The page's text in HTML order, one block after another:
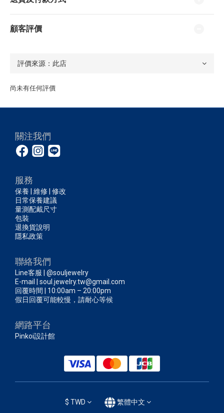
顧客評價
尚未有任何評價
關注我們
服務
保養 | 維修 | 修改
日常保養建議
量測配戴尺寸
包裝
退換貨說明
隱私政策
聯絡我們
Line客服 | @souljewelry
E-mail | soul.jewelry.tw@gmail.com
回覆時間 | 10:00am – 20:00pm
假日回覆可能較慢，請耐心等候
網路平台
Pinkoi設計館
$ TWD 繁體中文